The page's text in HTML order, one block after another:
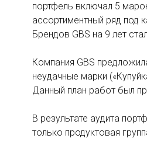
портфель включал 5
ассортиментный ряд под
Брендов GBS на 9 лет
Компания GBS
неудачные марки
Данный план работ был
В результате аудита
только продуктовая